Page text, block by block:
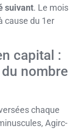
suivant. Le mois
cause du 1er
capital :
nombre
chaque
Agirc-